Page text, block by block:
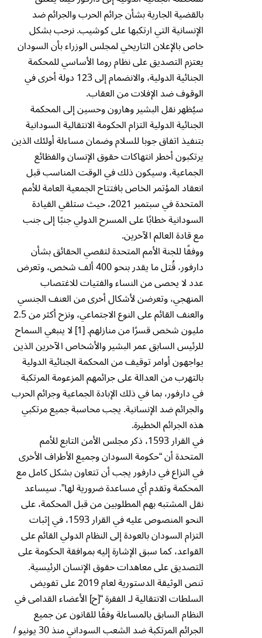
بالقضية الجارية بشأن جرائم الحرب والجرائم ضد
الإنسانية التي ارتكبها على كوشيب. نرحب بشكل
خاص بالإعلان التاريخي لمجلس الوزراء بأن السودان
يعتزم التصديق على نظام روما الأساسي للمحكمة
الجنائية الدولية، والانضمام إلى 123 دولة أخرى في
الوقوف ضد الإفلات من العقاب.
سيُظهر نقل البشير وهارون وحسين إلى المحكمة
الجنائية الدولية التزام الحكومة الانتقالية السودانية
بتنفيذ اتفاق جوبا للسلام وضمان مساءلة أولئك الذين
يرتكبون أخطر انتهاكات حقوق الإنسان والفظائع
الجماعية، وسيكون ذلك في الوقت المناسب قبل
انعقاد المؤتمر الخاص بافتتاح الجمعية العامة للأمم
المتحدة في سبتمبر 2021، حيث ستلقي القيادة
السودانية خطابًا على المسرح الدولي جنبًا إلى جنب
مع قادة العالم الآخرين.
ووفقًا للجنة الأمم المتحدة لتقصي الحقائق بشأن
دارفور، قُتل ما يقدر بنحو 400 ألف شخص، وتعرض
عدد لا يحصى من النساء والفتيات للاغتصاب
المنهجي، وتعرضن لأشكال أخرى من العنف الجنسي
والعنف القائم على النوع الاجتماعي، ونزح أكثر من 2.5
مليون شخص قسرًا من منازلهم. [1] لا ينبغي السماح
للرئيس السابق عمر البشير والأشخاص الآخرين الذين
يواجهون أوامر توقيف من المحكمة الجنائية الدولية
بالتهرب من العدالة على جرائمهم المزعومة المرتكبة
في دارفور، بما في ذلك الإبادة الجماعية وجرائم الحرب
والجرائم ضد الإنسانية. يجب محاسبة جميع مرتكبي
هذه الجرائم الخطيرة.
في القرار 1593، ذكر مجلس الأمن التابع للأمم
المتحدة أن “حكومة السودان وجميع الأطراف الأخرى
في النزاع في دارفور يجب أن تتعاون بشكل كامل مع
المحكمة وتقدم أي مساعدة ضرورية لها”. سيساعد
نقل المشتبه بهم المطلوبين من قبل المحكمة، على
النحو المنصوص عليه في القرار 1593، في إثبات
التزام السودان بالعودة إلى النظام الدولي القائم على
القواعد، كما سبق الإشارة إليه بموافقة الحكومة على
التصديق على معاهدات حقوق الإنسان الرئيسية.
تنص الوثيقة الدستورية لعام 2019 على تفويض
السلطات الانتقالية لـ الفقرة “[ح] الأعضاء القدامى في
النظام السابق بالمساءلة وفقًا للقانون عن جميع
الجرائم المرتكبة ضد الشعب السوداني منذ 30 يونيو /